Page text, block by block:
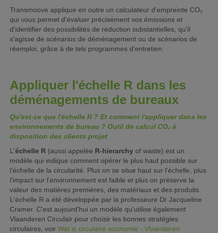
Transmoove applique en outre un calculateur d'empreinte CO₂
qui vous permet d'évaluer précisément vos émissions et
d'identifier des possibilités de réduction substantielles, qu'il
s'agisse de scénarios de déménagement ou de scénarios de
réemploi, grâce à de tels programmes d'entretien.
Appliquer l'échelle R dans les
déménagements de bureaux
Qu'est-ce que l'échelle R ? Et comment l'appliquer dans les
environnements de bureau ? Outil de calcul CO₂ à
disposition des clients projet
L'échelle R (aussi appelée R-hierarchy of waste) est un
modèle qui indique comment opérer le plus haut possible sur
l'échelle de la circularité. Plus on se situe haut sur l'échelle, plus
l'impact sur l'environnement est faible et plus on préserve la
valeur des matières premières, des matériaux et des produits.
L'échelle R a été développée par la professeure Dr Jacqueline
Cramer. C'est aujourd'hui un modèle qu'utilise également
Vlaanderen Circulair pour choisir les bonnes stratégies
circulaires, voir Wat is circulaire economie - Vlaanderen